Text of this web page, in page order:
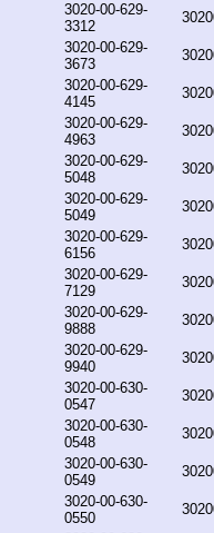
3020-00-629-
3312
3020-00-629-
3673
3020-00-629-
4145
3020-00-629-
4963
3020-00-629-
5048
3020-00-629-
5049
3020-00-629-
6156
3020-00-629-
7129
3020-00-629-
9888
3020-00-629-
9940
3020-00-630-
0547
3020-00-630-
0548
3020-00-630-
0549
3020-00-630-
0550